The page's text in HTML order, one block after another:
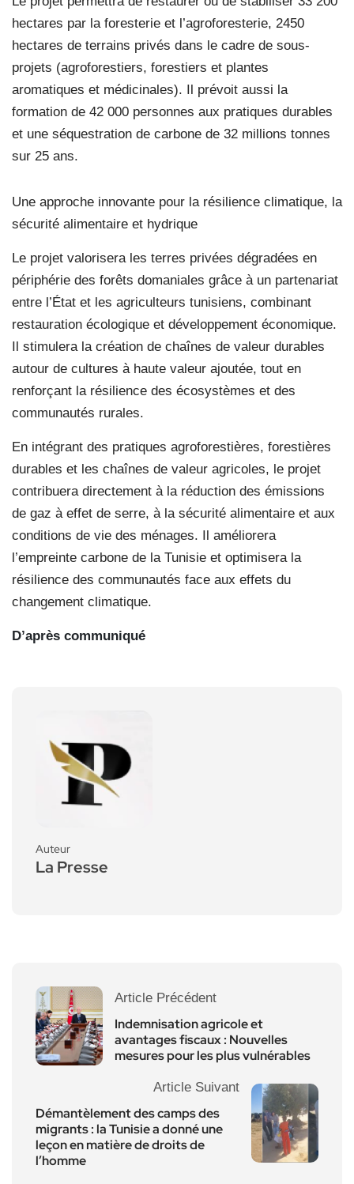
hectares par la foresterie et l’agroforesterie, 2450
hectares de terrains privés dans le cadre de sous-
projets (agroforestiers, forestiers et plantes
aromatiques et médicinales). Il prévoit aussi la
formation de 42 000 personnes aux pratiques durables
et une séquestration de carbone de 32 millions tonnes
sur 25 ans.
Une approche innovante pour la résilience climatique, la
sécurité alimentaire et hydrique
Le projet valorisera les terres privées dégradées en
périphérie des forêts domaniales grâce à un partenariat
entre l’État et les agriculteurs tunisiens, combinant
restauration écologique et développement économique.
Il stimulera la création de chaînes de valeur durables
autour de cultures à haute valeur ajoutée, tout en
renforçant la résilience des écosystèmes et des
communautés rurales.
En intégrant des pratiques agroforestières, forestières
durables et les chaînes de valeur agricoles, le projet
contribuera directement à la réduction des émissions
de gaz à effet de serre, à la sécurité alimentaire et aux
conditions de vie des ménages. Il améliorera
l’empreinte carbone de la Tunisie et optimisera la
résilience des communautés face aux effets du
changement climatique.
D’après communiqué
Auteur
La Presse
Article Précédent
Indemnisation agricole et
avantages fiscaux : Nouvelles
mesures pour les plus vulnérables
Article Suivant
Démantèlement des camps des
migrants : la Tunisie a donné une
leçon en matière de droits de
l’homme